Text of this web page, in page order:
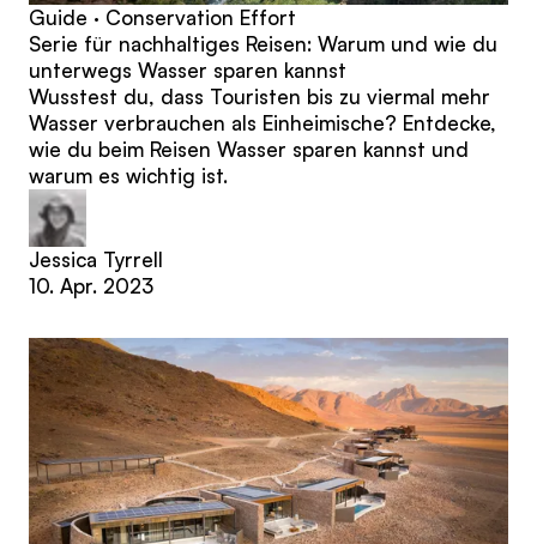
Guide · Conservation Effort
Serie für nachhaltiges Reisen: Warum und wie du
unterwegs Wasser sparen kannst
Wusstest du, dass Touristen bis zu viermal mehr
Wasser verbrauchen als Einheimische? Entdecke,
wie du beim Reisen Wasser sparen kannst und
warum es wichtig ist.
Jessica Tyrrell
10. Apr. 2023